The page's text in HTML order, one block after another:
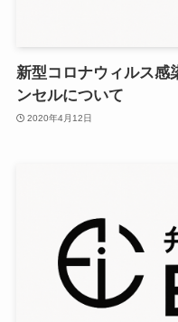
新型コロナウィルス感
ンセルについて
2020年4月12日